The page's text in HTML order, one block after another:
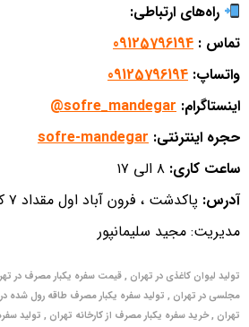
راه‌های ارتباطی:
تماس : 09125796194
واتساپ: 09125796194
اینستاگرام: sofre_mandegar
@
حجره اینترنتی: sofre-mandegar
ساعت کاری: ۸ الی ۱۷
آدرس: پاکدشت ، فرون آباد اول مقداد ۷ کوچه چراغعلی پلاک ۲۴
مدیریت: مجید سلیمانپور
تولید لیوان کاغذی در تهران , قیمت سفره یکبار مصرف در
مجلسی در تهران , تولید سفره یکبار مصرف طاقه رول شده
تهران , خرید سفره یکبار مصرف از کارخانه تهران , تولید